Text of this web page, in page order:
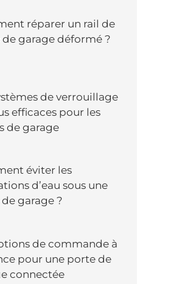
réparer un rail de
garage déformé ?
de verrouillage
efficaces pour les
de garage
éviter les
d’eau sous une
garage ?
de commande à
pour une porte de
connectée